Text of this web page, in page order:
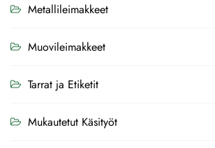
Metallileimakkeet
Muovileimakkeet
Tarrat ja Etiketit
Mukautetut Käsityöt